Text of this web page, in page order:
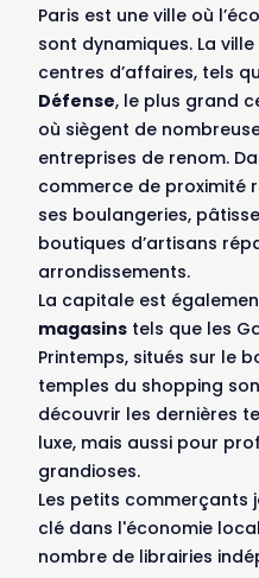
Paris est une ville où
sont dynamiques. La
centres d’affaires, tels
Défense, le plus grand
où siègent de
entreprises de renom.
commerce de proximité
ses boulangeries,
boutiques d’artisans
arrondissements.
La capitale est
magasins tels que les
Printemps, situés sur le
temples du shopping
découvrir les dernières
luxe, mais aussi pour
grandioses.
Les petits commerçants
clé dans l'économie
nombre de librairies